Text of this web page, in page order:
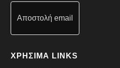
Αποστολή email
ΧΡΗΣΙΜΑ LINKS